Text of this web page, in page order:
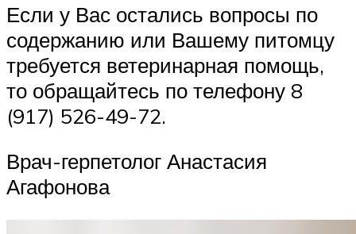
Если у Вас остались вопросы по
содержанию или Вашему питомцу
требуется ветеринарная помощь,
то обращайтесь по телефону 8
(917) 526-49-72.
Врач-герпетолог Анастасия
Агафонова